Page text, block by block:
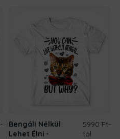
-
Bengáli Nélkül
Lehet Élni
5990 Ft-
tól